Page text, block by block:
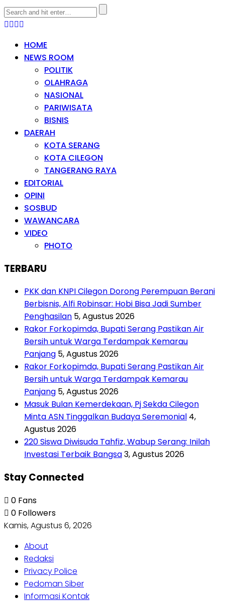
HOME
NEWS ROOM
POLITIK
OLAHRAGA
NASIONAL
PARIWISATA
BISNIS
DAERAH
KOTA SERANG
KOTA CILEGON
TANGERANG RAYA
EDITORIAL
OPINI
SOSBUD
WAWANCARA
VIDEO
PHOTO
TERBARU
PKK dan KNPI Cilegon Dorong Perempuan Berani
Berbisnis, Alfi Robinsar: Hobi Bisa Jadi Sumber
Penghasilan 5, Agustus 2026
Rakor Forkopimda, Bupati Serang Pastikan Air
Bersih untuk Warga Terdampak Kemarau
Panjang 5, Agustus 2026
Rakor Forkopimda, Bupati Serang Pastikan Air
Bersih untuk Warga Terdampak Kemarau
Panjang 5, Agustus 2026
Masuk Bulan Kemerdekaan, Pj Sekda Cilegon
Minta ASN Tinggalkan Budaya Seremonial 4,
Agustus 2026
220 Siswa Diwisuda Tahfiz, Wabup Serang: Inilah
Investasi Terbaik Bangsa3, Agustus 2026
Stay Connected
0 Fans
0 Followers
Kamis, Agustus 6, 2026
About
Redaksi
Privacy Police
Pedoman Siber
Informasi Kontak